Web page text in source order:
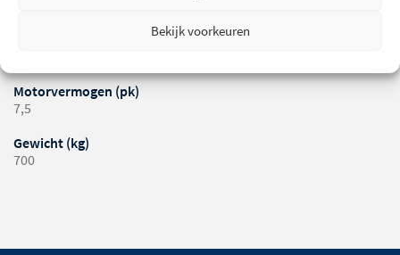
Bekijk voorkeuren
Maximale diameter zaagblad (mm)
Motorvermogen (pk)
7,5
Gewicht (kg)
700